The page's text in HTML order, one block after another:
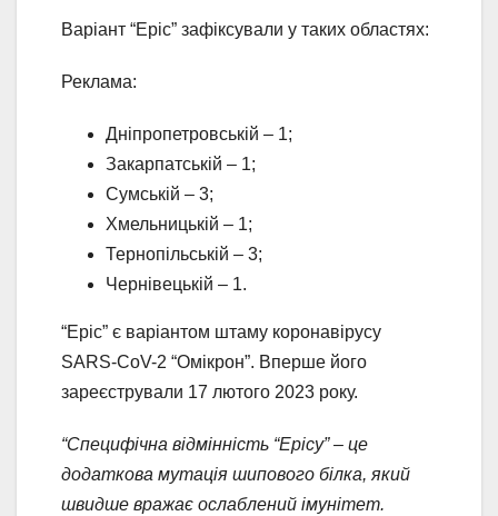
Варіант “Еріс” зафіксували у таких областях:
Реклама:
Дніпропетровській – 1;
Закарпатській – 1;
Сумській – 3;
Хмельницькій – 1;
Тернопільській – 3;
Чернівецькій – 1.
“Еріс” є варіантом штаму коронавірусу
SARS-CoV-2 “Омікрон”. Вперше його
зареєстрували 17 лютого 2023 року.
“Специфічна відмінність “Ерісу” – це
додаткова мутація шипового білка, який
швидше вражає ослаблений імунітет.